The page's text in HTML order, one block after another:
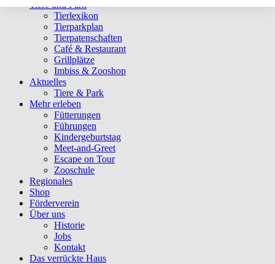
Tiere und Park
Tierlexikon
Tierparkplan
Tierpatenschaften
Café & Restaurant
Grillplätze
Imbiss & Zooshop
Aktuelles
Tiere & Park
Mehr erleben
Fütterungen
Führungen
Kindergeburtstag
Meet-and-Greet
Escape on Tour
Zooschule
Regionales
Shop
Förderverein
Über uns
Historie
Jobs
Kontakt
Das verrückte Haus